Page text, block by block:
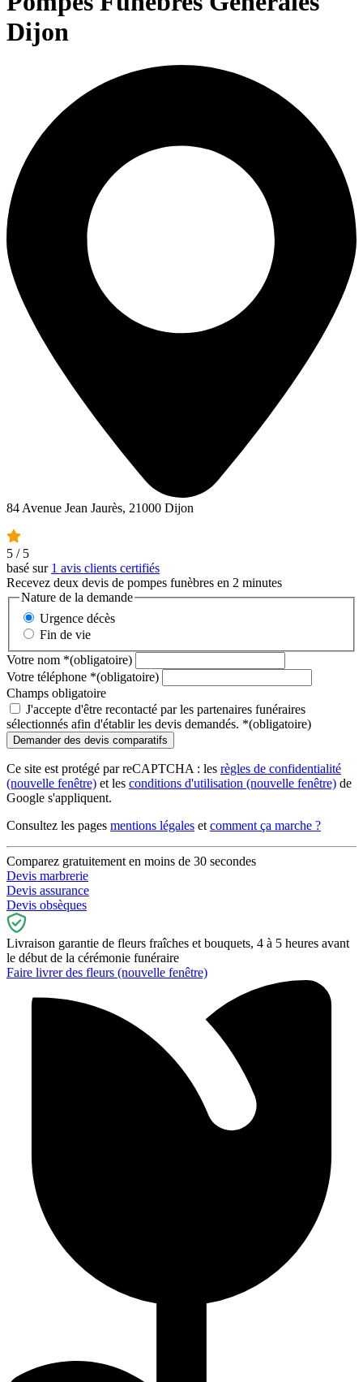
Dijon
84 Avenue Jean Jaurès, 21000 Dijon
5 / 5
basé sur 1 avis clients certifiés
Recevez deux devis de pompes funèbres en 2 minutes
Nature de la demande
Urgence décès
Fin de vie
Votre nom *(obligatoire)
Votre téléphone *(obligatoire)
Champs obligatoire
J'accepte d'être recontacté par les partenaires funéraires
sélectionnés afin d'établir les devis demandés. *(obligatoire)
Ce site est protégé par reCAPTCHA : les règles de confidentialité
(nouvelle fenêtre) et les conditions d'utilisation (nouvelle fenêtre) de
Google s'appliquent.
Consultez les pages mentions légales et comment ça marche ?
Comparez gratuitement en moins de 30 secondes
Devis marbrerie
Devis assurance
Devis obsèques
Livraison garantie de fleurs fraîches et bouquets, 4 à 5 heures avant
le début de la cérémonie funéraire
Faire livrer des fleurs (nouvelle fenêtre)